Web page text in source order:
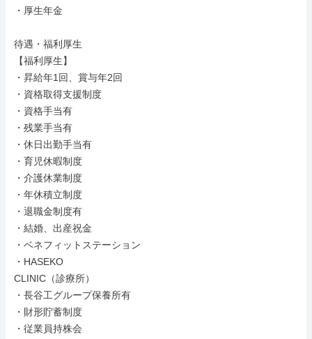
・厚生年金
待遇・福利厚生
【福利厚生】
・昇給年1回、賞与年2回
・資格取得支援制度
・資格手当有
・残業手当有
・休日出勤手当有
・育児休暇制度
・介護休業制度
・年休積立制度
・退職金制度有
・結婚、出産祝金
・ベネフィットステーション
・HASEKO
CLINIC（診療所）
・長谷工グループ保養所有
・財形貯蓄制度
・従業員持株会